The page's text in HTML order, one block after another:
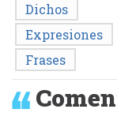
Dichos
Expresiones
Frases